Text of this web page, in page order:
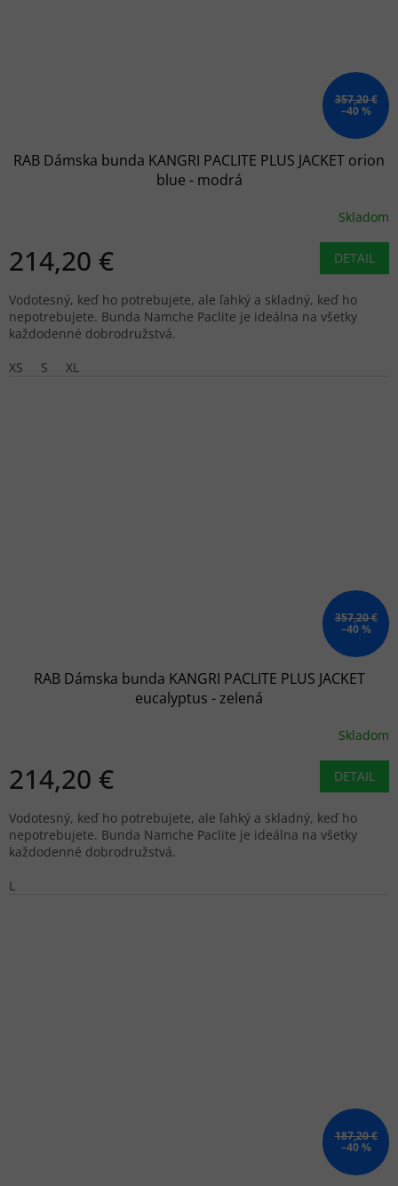
357,20 €
–40 %
RAB Dámska bunda KANGRI PACLITE PLUS JACKET orion
blue - modrá
Skladom
214,20 € DETAIL
Vodotesný, keď ho potrebujete, ale ľahký a skladný, keď ho
nepotrebujete. Bunda Namche Paclite je ideálna na všetky
každodenné dobrodružstvá.
XS
S XL
357,20 €
–40 %
RAB Dámska bunda KANGRI PACLITE PLUS JACKET
eucalyptus - zelená
Skladom
214,20 € DETAIL
Vodotesný, keď ho potrebujete, ale ľahký a skladný, keď ho
nepotrebujete. Bunda Namche Paclite je ideálna na všetky
každodenné dobrodružstvá.
L
187,20 €
–40 %